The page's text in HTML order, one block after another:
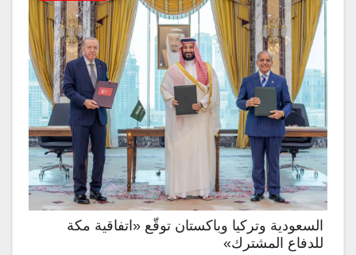
السعودية وتركيا وباكستان توقّع «اتفاقية مكة
للدفاع المشترك»